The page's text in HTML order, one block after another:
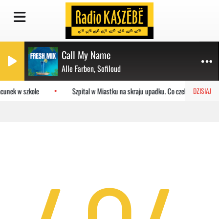
Call My Name
Alle Farben, Sofiloud
DZISIAJ
w szkole Szpital w Miastku na skraju upadku. Co czeka placówkę?